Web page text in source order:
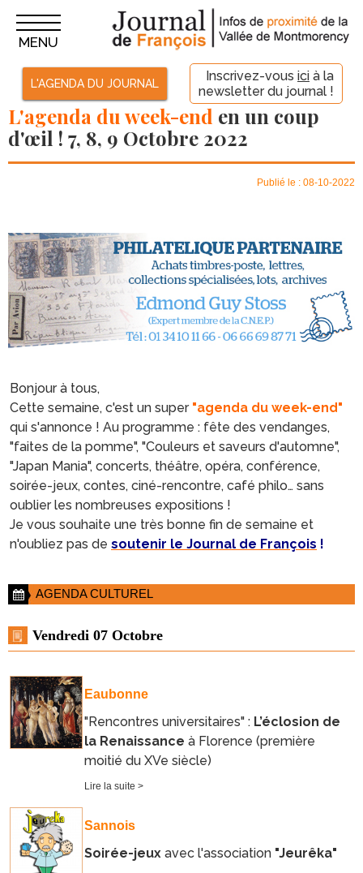
L'AGENDA DU JOURNAL Inscrivez-vous ici à la
newsletter du journal !
MENU
L'agenda du week-end en un coup
d'œil ! 7, 8, 9 Octobre 2022
Publié le : 08-10-2022
Bonjour à tous,
Cette semaine, c'est un super "agenda du week-end"
qui s'annonce ! Au programme : fête des vendanges,
"faites de la pomme", "Couleurs et saveurs d'automne",
"Japan Mania", concerts, théâtre, opéra, conférence,
soirée-jeux, contes, ciné-rencontre, café philo… sans
oublier les nombreuses expositions !
Je vous souhaite une très bonne fin de semaine et
n'oubliez pas de soutenir le Journal de François !
AGENDA CULTUREL
Vendredi 07 Octobre
Eaubonne
"Rencontres universitaires" : L’éclosion de
la Renaissance à Florence (première
moitié du XVe siècle)
Lire la suite >
Sannois
Soirée-jeux avec l'association "Jeurêka"